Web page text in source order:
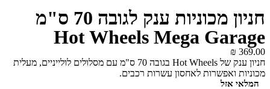
חניון מכוניות ענק לגובה 70 ס"מ
Hot Wheels Mega Garage
₪ 369.00
חניון ענק של Hot Wheels בגובה 70 ס"מ עם מסלולים לולייניים, מעלית
מכוניות ואפשרות לאחסון עשרות רכבים.
המלאי אזל